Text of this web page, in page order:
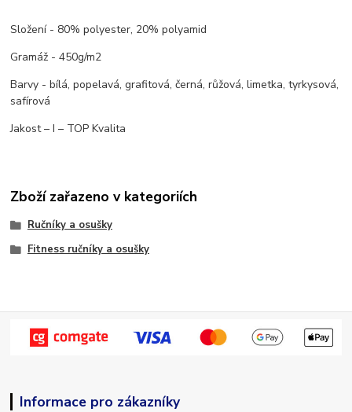
Složení - 80% polyester, 20% polyamid
Gramáž - 450g/m2
Barvy - bílá, popelavá, grafitová, černá, růžová, limetka, tyrkysová,
safírová
Jakost – I – TOP Kvalita
Zboží zařazeno v kategoriích
Ručníky a osušky
Fitness ručníky a osušky
Informace pro zákazníky